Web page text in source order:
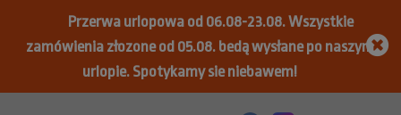
Przerwa urlopowa od 06.08-23.08. Wszystkie
zamówienia złozone od 05.08. bedą wysłane po naszym
urlopie. Spotykamy sie niebawem!